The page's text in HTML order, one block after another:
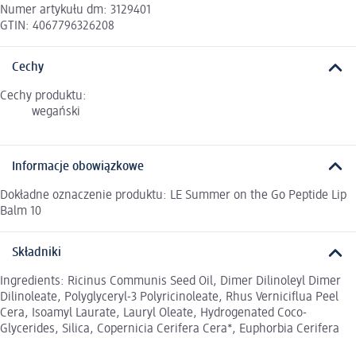
Numer artykułu dm: 3129401
GTIN: 4067796326208
Cechy
Cechy produktu:
wegański
Informacje obowiązkowe
Dokładne oznaczenie produktu: LE Summer on the Go Peptide Lip
Balm 10
Składniki
Ingredients: Ricinus Communis Seed Oil, Dimer Dilinoleyl Dimer
Dilinoleate, Polyglyceryl-3 Polyricinoleate, Rhus Verniciflua Peel
Cera, Isoamyl Laurate, Lauryl Oleate, Hydrogenated Coco-
Glycerides, Silica, Copernicia Cerifera Cera*, Euphorbia Cerifera